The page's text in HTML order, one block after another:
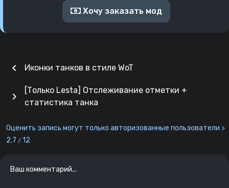
Хочу заказать мод
chevron_left Иконки танков в стиле WoT
[Только Lesta] Отслеживание отметки +
статистика танка
chevron_right
Оценить запись могут только авторизованные пользователи >
2.7 / 12